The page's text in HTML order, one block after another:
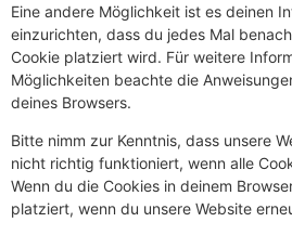
Eine andere Möglichkeit ist es deinen
einzurichten, dass du jedes Mal
Cookie platziert wird. Für weitere
Möglichkeiten beachte die
deines Browsers.
Bitte nimm zur Kenntnis, dass unsere
nicht richtig funktioniert, wenn alle
Wenn du die Cookies in deinem
platziert, wenn du unsere Website